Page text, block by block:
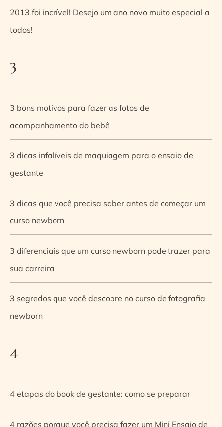
2013 foi incrível! Desejo um ano novo muito especial a
todos!
3
3 bons motivos para fazer as fotos de
acompanhamento do bebê
3 dicas infalíveis de maquiagem para o ensaio de
gestante
3 dicas que você precisa saber antes de começar um
curso newborn
3 diferenciais que um curso newborn pode trazer para
sua carreira
3 segredos que você descobre no curso de fotografia
newborn
4
4 etapas do book de gestante: como se preparar
4 razões porque você precisa fazer um Mini Ensaio de